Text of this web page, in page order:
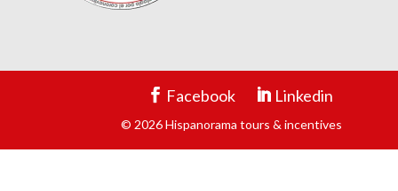
Facebook Linkedin
© 2026 Hispanorama tours & incentives